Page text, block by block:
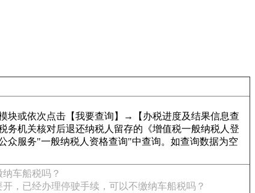
块或依次点击【我要查询】→【办税进度及结果信息查
务机关核对后退还纳税人留存的《增值税一般纳税人登
众服务"一般纳税人资格查询"中查询。如查询数据为空
车船税吗？
开，已经办理停驶手续，可以不缴纳车船税吗？